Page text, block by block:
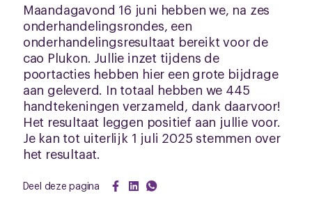
Maandagavond 16 juni hebben we, na zes
onderhandelingsrondes, een
onderhandelingsresultaat bereikt voor de
cao Plukon. Jullie inzet tijdens de
poortacties hebben hier een grote bijdrage
aan geleverd. In totaal hebben we 445
handtekeningen verzameld, dank daarvoor!
Het resultaat leggen positief aan jullie voor.
Je kan tot uiterlijk 1 juli 2025 stemmen over
het resultaat.
Deel deze pagina